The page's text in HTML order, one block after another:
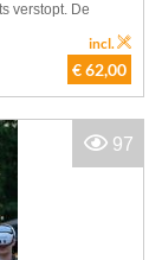
verstopt. De
€ 62,00
incl.
97